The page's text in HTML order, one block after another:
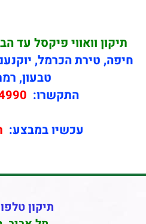
תיקון וואווי פיקסל עד
חיפה, טירת הכרמל,
טבעון,
התקשרו:
עכשיו במבצע:
תיקון